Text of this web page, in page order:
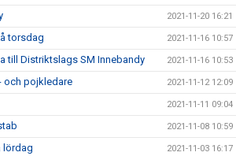
2021-11-20 16:21
torsdag 2021-11-16 10:57
till Distriktslags SM Innebandy 2021-11-16 10:53
och pojkledare 2021-11-12 12:09
2021-11-11 09:04
2021-11-08 10:59
lördag 2021-11-03 16:17